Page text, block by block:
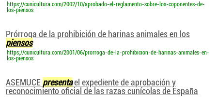
https://cunicultura.com/2002/10/aprobado-el-reglamento-sobre-los-coponentes-de-
los-piensos
Prórroga de la prohibición de harinas animales en los
piensos
https://cunicultura.com/2001/06/prorroga-de-la-prohibicion-de-harinas-animales-en-
los-piensos
ASEMUCE presentael expediente de aprobación y
reconocimiento oficial de las razas cunícolas de España